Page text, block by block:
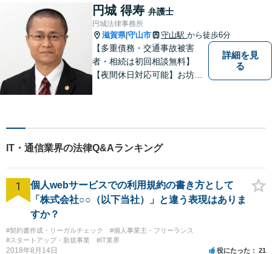
ます。お気軽にご相談くださ
い【隣接駐車場あり】
円城 得寿 弁護士
円城法律事務所
滋賀県|守山市 守山駅 から徒歩6分
【多重債務・交通事故被害
者・相続は初回相談無料】
【夜間休日対応可能】お坊さ
の目線で敷居が低い弁護士と
して、親身にあなたの立場に
立って、ご相談に対応いたし
ます。
詳細を見
る
IT・通信業界の法律Q&Aランキング
1
個人webサービスでの利用規約の書き方として
「株式会社○○（以下当社）」と違う表現はありま
すか？
#契約書作成・リーガルチェック
#個人事業主・フリーランス
#スタートアップ・新規事業
#IT業界
2018年8月14日 役にたった 21